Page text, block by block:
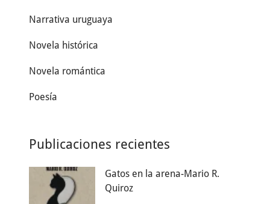
Narrativa uruguaya
Novela histórica
Novela romántica
Poesía
Publicaciones recientes
Gatos en la arena-Mario R.
Quiroz